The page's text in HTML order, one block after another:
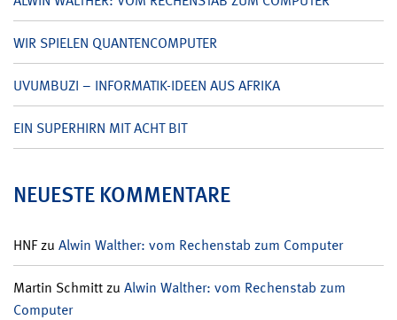
WIR SPIELEN QUANTENCOMPUTER
UVUMBUZI – INFORMATIK-IDEEN AUS AFRIKA
EIN SUPERHIRN MIT ACHT BIT
NEUESTE KOMMENTARE
HNFzu Alwin Walther: vom Rechenstab zum Computer
Martin Schmittzu Alwin Walther: vom Rechenstab zum
Computer